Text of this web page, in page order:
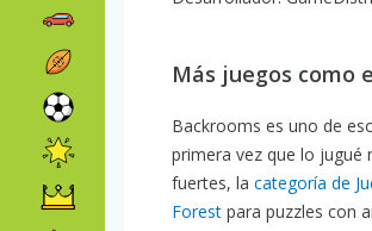
Más juegos como
Backrooms es uno de
primera vez que lo jugué
fuertes, la categoría de
Forest para puzzles con